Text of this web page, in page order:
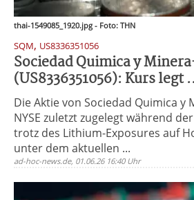
thai-1549085_1920.jpg - Foto: THN
SQM, US8336351056
Sociedad Quimica y
(US8336351056): Kurs legt
Die Aktie von Sociedad Quimica y
NYSE zuletzt zugelegt während
trotz des Lithium-Exposures auf
unter dem aktuellen ...
ad-hoc-news.de, 01.06.26 16:40 Uhr